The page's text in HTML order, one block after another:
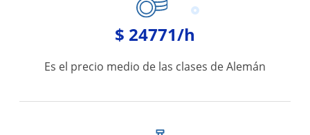
$ 24771/h
Es el precio medio de las clases de Alemán